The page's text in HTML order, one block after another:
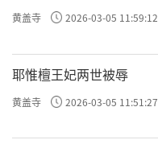
黄盖寺 2026-03-05 11:59:12
耶惟檀王妃两世被辱
黄盖寺 2026-03-05 11:51:27